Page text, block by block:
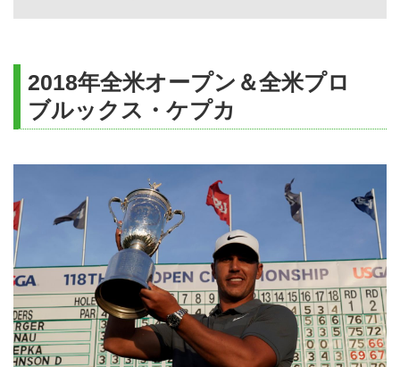
2018年全米オープン＆全米プロ
ブルックス・ケプカ